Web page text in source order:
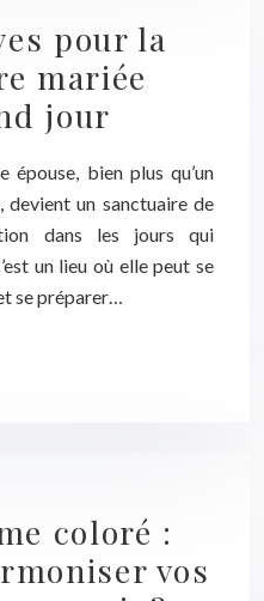
pour la
mariée
jour
bien plus qu’un
devient un sanctuaire de
dans les jours qui
un lieu où elle peut se
se préparer…
coloré :
vos